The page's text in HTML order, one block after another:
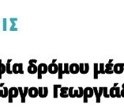
δρόμου